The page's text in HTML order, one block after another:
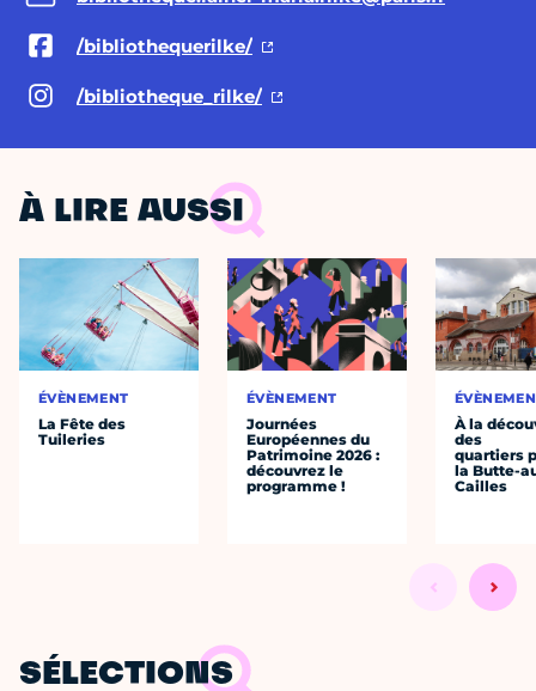
/bibliothequerilke/
/bibliotheque_rilke/
À LIRE AUSSI
ÉVÈNEMENT
La Fête des
Tuileries
ÉVÈNEMENT
Journées
Européennes du
Patrimoine 2026 :
découvrez le
programme !
À la
des
quartiers
la Butte-
Cailles
SÉLECTIONS